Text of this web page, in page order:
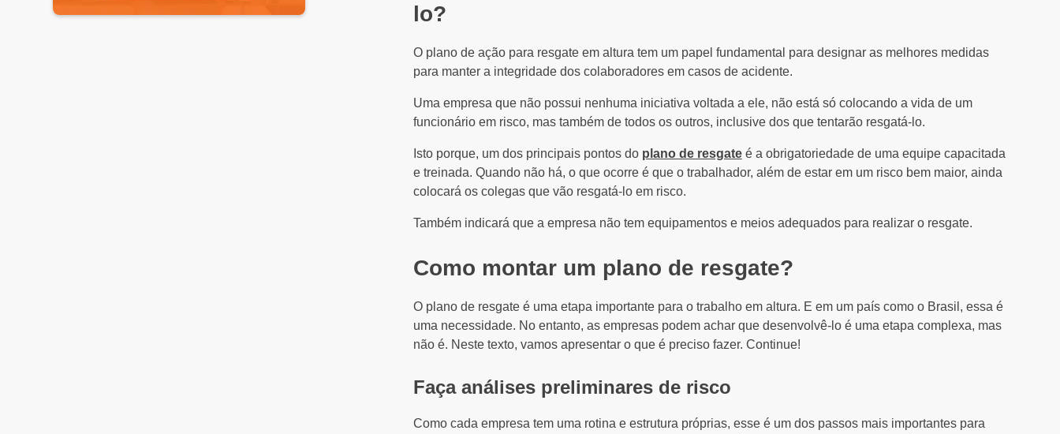
lo?
O plano de ação para resgate em altura tem um papel fundamental para designar as melhores medidas
para manter a integridade dos colaboradores em casos de acidente.
Uma empresa que não possui nenhuma iniciativa voltada a ele, não está só colocando a vida de um
funcionário em risco, mas também de todos os outros, inclusive dos que tentarão resgatá-lo.
Isto porque, um dos principais pontos do plano de resgateé a obrigatoriedade de uma equipe capacitada
e treinada. Quando não há, o que ocorre é que o trabalhador, além de estar em um risco bem maior, ainda
colocará os colegas que vão resgatá-lo em risco.
Também indicará que a empresa não tem equipamentos e meios adequados para realizar o resgate.
Como montar um plano de resgate?
O plano de resgate é uma etapa importante para o trabalho em altura. E em um país como o Brasil, essa é
uma necessidade. No entanto, as empresas podem achar que desenvolvê-lo é uma etapa complexa, mas
não é. Neste texto, vamos apresentar o que é preciso fazer. Continue!
Faça análises preliminares de risco
Como cada empresa tem uma rotina e estrutura próprias, esse é um dos passos mais importantes para